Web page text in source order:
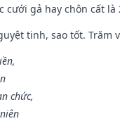
cưới gả hay chôn cất là
tinh, sao tốt. Trăm
chức,